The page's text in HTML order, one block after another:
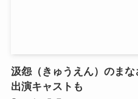
汲怨（きゅうえん）のま
出演キャストも